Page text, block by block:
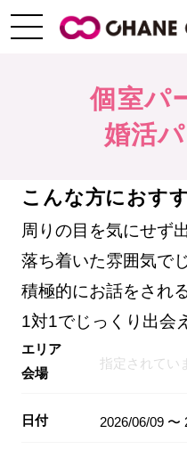
個室パ
婚活
こんな方におす
周りの目を気にせず
落ち着いた雰囲気で
積極的にお話をされ
1対1でじっくり出会
エリア
会場
指定されてい
日付 2026/06/09 〜